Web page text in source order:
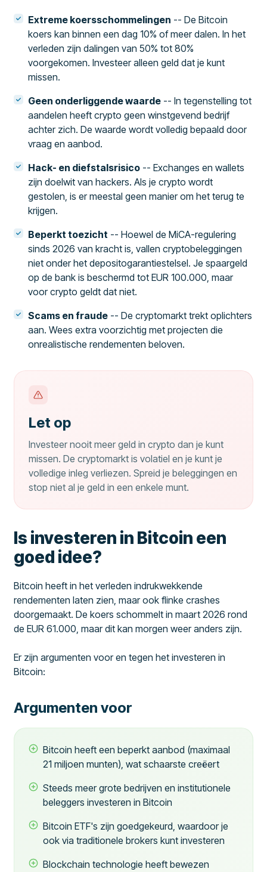
Extreme koersschommelingen -- De Bitcoin
koers kan binnen een dag 10% of meer dalen. In het
verleden zijn dalingen van 50% tot 80%
voorgekomen. Investeer alleen geld dat je kunt
missen.
Geen onderliggende waarde -- In tegenstelling tot
aandelen heeft crypto geen winstgevend bedrijf
achter zich. De waarde wordt volledig bepaald door
vraag en aanbod.
Hack- en diefstalsrisico -- Exchanges en wallets
zijn doelwit van hackers. Als je crypto wordt
gestolen, is er meestal geen manier om het terug te
krijgen.
Beperkt toezicht -- Hoewel de MiCA-regulering
sinds 2026 van kracht is, vallen cryptobeleggingen
niet onder het depositogarantiestelsel. Je spaargeld
op de bank is beschermd tot EUR 100.000, maar
voor crypto geldt dat niet.
Scams en fraude -- De cryptomarkt trekt oplichters
aan. Wees extra voorzichtig met projecten die
onrealistische rendementen beloven.
Let op
Investeer nooit meer geld in crypto dan je kunt
missen. De cryptomarkt is volatiel en je kunt je
volledige inleg verliezen. Spreid je beleggingen en
stop niet al je geld in een enkele munt.
Is investeren in Bitcoin een
goed idee?
Bitcoin heeft in het verleden indrukwekkende
rendementen laten zien, maar ook flinke crashes
doorgemaakt. De koers schommelt in maart 2026 rond
de EUR 61.000, maar dit kan morgen weer anders zijn.
Er zijn argumenten voor en tegen het investeren in
Bitcoin:
Argumenten voor
Bitcoin heeft een beperkt aanbod (maximaal
21 miljoen munten), wat schaarste creëert
Steeds meer grote bedrijven en institutionele
beleggers investeren in Bitcoin
Bitcoin ETF's zijn goedgekeurd, waardoor je
ook via traditionele brokers kunt investeren
Blockchain technologie heeft bewezen